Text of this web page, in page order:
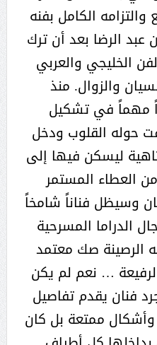
والتزامه الكامل بفنه
عبد الرضا بعد أن ترك
الخليجي والعربي
والزوال. منذ
مهماً في تشكيل
حوله القلوب ودخل
ليسكن فيها إلى
العطاء المستمر
وسيظل فناناً شامخاً
الدراما المسرحية
الرصينة صك معتمد
… نعم لم يكن
فنان يقدم تفاصيل
ممتعة بل كان